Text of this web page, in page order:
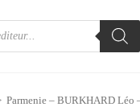
Parmenie – BURKHARD Léo